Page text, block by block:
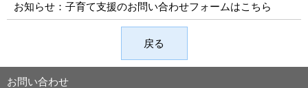
お知らせ： 子育て支援のお問い合わせフォームはこちら
戻る
お問い合わせ